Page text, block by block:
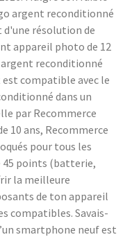
argent reconditionné
d'une résolution de
appareil photo de 12
argent reconditionné
compatible avec le
dans un
par Recommerce
10 ans, Recommerce
pour tous les
45 points (batterie,
la meilleure
de ton appareil
compatibles. Savais-
smartphone neuf est